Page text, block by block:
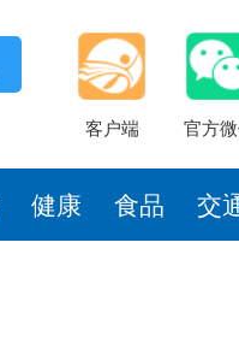
客户端 官方
健康 食品 交